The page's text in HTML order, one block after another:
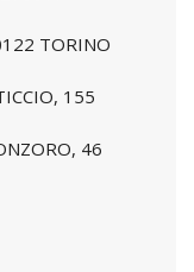
TORINO
155
46